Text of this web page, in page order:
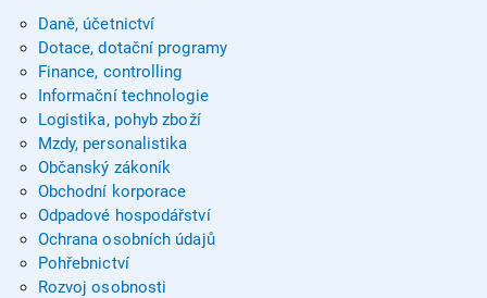
Daně, účetnictví
Dotace, dotační programy
Finance, controlling
Informační technologie
Logistika, pohyb zboží
Mzdy, personalistika
Občanský zákoník
Obchodní korporace
Odpadové hospodářství
Ochrana osobních údajů
Pohřebnictví
Rozvoj osobnosti